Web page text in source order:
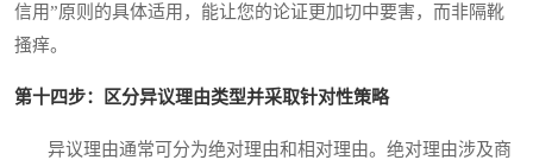
信用”原则的具体适用，能让您的论证更加切中要害，而非隔靴
搔痒。
第十四步：区分异议理由类型并采取针对性策略
异议理由通常可分为绝对理由和相对理由。绝对理由涉及商